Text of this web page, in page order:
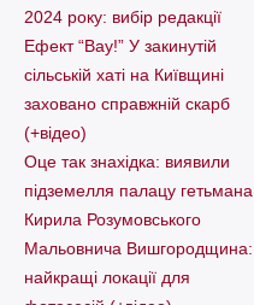
2024 року: вибір редакції
Ефект “Вау!” У закинутій
сільській хаті на Київщині
заховано справжній скарб
(+відео)
Оце так знахідка: виявили
підземелля палацу гетьмана
Кирила Розумовського
Мальовнича Вишгородщина:
найкращі локації для